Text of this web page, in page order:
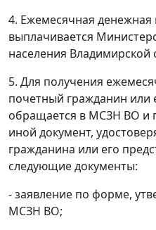
4. Ежемесячная денежная
выплачивается
населения
5. Для получения
почетный гражданин или
обращается в МСЗН ВО и
иной документ,
гражданина или его
следующие документы:
- заявление по форме,
МСЗН ВО;